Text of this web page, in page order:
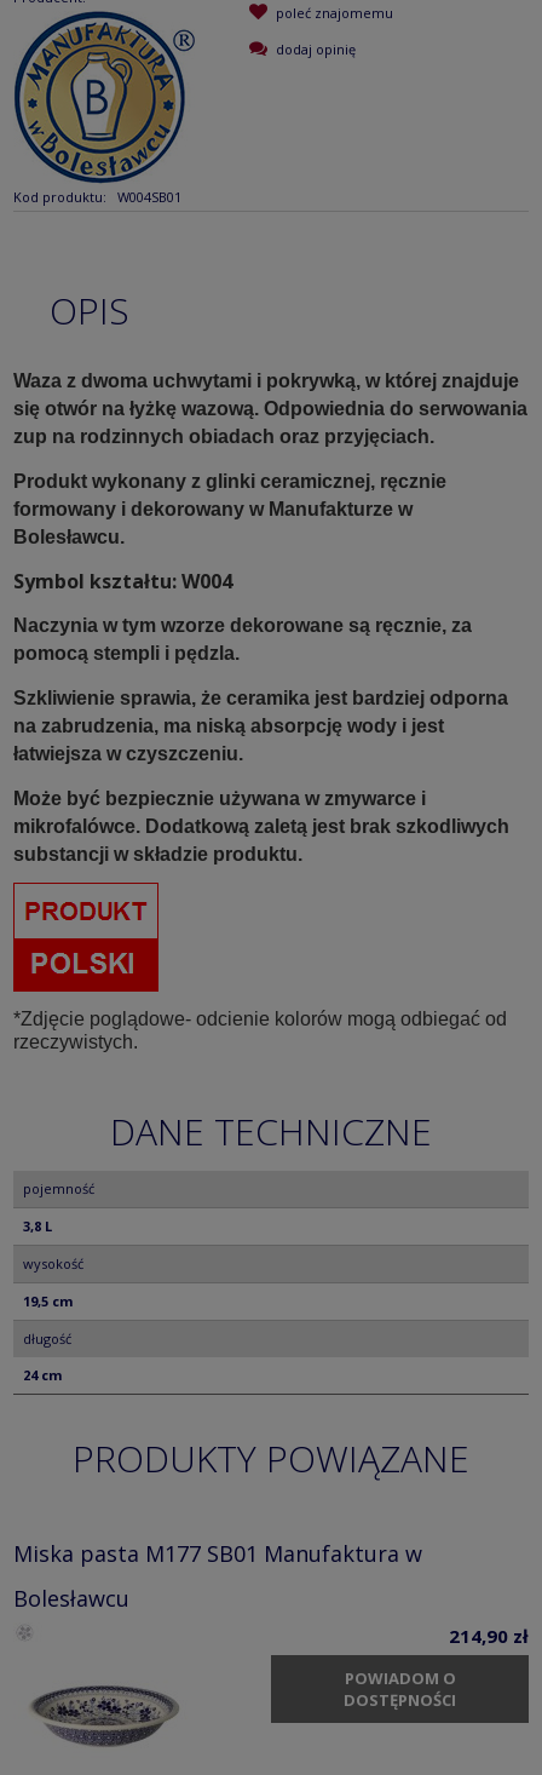
Kod produktu: W004SB01
poleć znajomemu
dodaj opinię
OPIS
Waza z dwoma uchwytami i pokrywką, w której znajduje
się otwór na łyżkę wazową. Odpowiednia do serwowania
zup na rodzinnych obiadach oraz przyjęciach.
Produkt wykonany z glinki ceramicznej, ręcznie
formowany i dekorowany w Manufakturze w
Bolesławcu.
Symbol kształtu: W004
Naczynia w tym wzorze dekorowane są ręcznie, za
pomocą stempli i pędzla.
Szkliwienie sprawia, że ceramika jest bardziej odporna
na zabrudzenia, ma niską absorpcję wody i jest
łatwiejsza w czyszczeniu.
Może być bezpiecznie używana w zmywarce i
mikrofalówce. Dodatkową zaletą jest brak szkodliwych
substancji w składzie produktu.
*Zdjęcie poglądowe- odcienie kolorów mogą odbiegać od
rzeczywistych.
DANE TECHNICZNE
pojemność
3,8 L
wysokość
19,5 cm
długość
24 cm
PRODUKTY POWIĄZANE
Miska pasta M177 SB01 Manufaktura w
Bolesławcu
214,90 zł
POWIADOM O
DOSTĘPNOŚCI